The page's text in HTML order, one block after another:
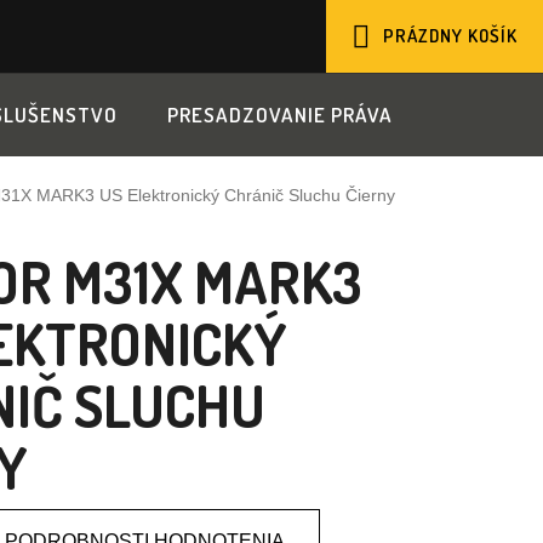
KOŠÍK
PRÁZDNY KOŠÍK
PRESADZOVANIE PRÁVA
MARK3 US Elektronický Chránič Sluchu Čierny
M31X MARK3
SLUCHU